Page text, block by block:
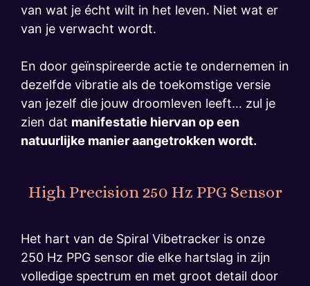
van wat je écht wilt in het leven. Niet wat er
van je verwacht wordt.
En door geïnspireerde actie te ondernemen in
dezelfde vibratie als de toekomstige versie
van jezelf die jouw droomleven leeft… zul je
zien dat manifestatie hiervan op een
natuurlijke manier aangetrokken wordt.
High Precision 250 Hz PPG Sensor
Het hart van de Spiral Vibetracker is onze
250 Hz PPG sensor die elke hartslag in zijn
volledige spectrum en met groot detail door